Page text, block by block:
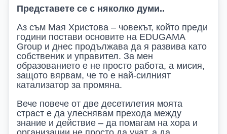
Представете се с няколко думи..
Аз съм Мая Христова – човекът, който преди
години постави основите на EDUGAMA
Group и днес продължава да я развива като
собственик и управител. За мен
образованието е не просто работа, а мисия,
защото вярвам, че то е най-силният
катализатор за промяна.
Вече повече от две десетилетия моята
страст е да улеснявам прехода между
знание и действие – да помагам на хора и